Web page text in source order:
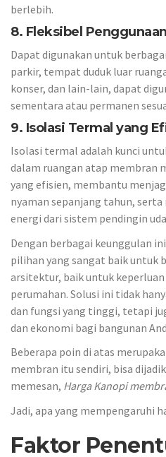
berlebih.
8. Fleksibel Penggunaan
Dapat digunakan untuk
parkir, tempat duduk luar
konser, dan lain-lain, dapat
sementara atau permanen
9. Isolasi Termal yang
Isolasi termal adalah kunci
dalam ruangan atap membran
yang efisien, membantu
nyaman sepanjang tahun,
energi dari sistem pendingin
Dengan berbagai keunggulan
pilihan yang sangat baik untuk
arsitektur, baik untuk
perumahan. Solusi ini tidak
dan fungsi yang tinggi, tetapi
dan ekonomi bagi bangunan
Beberapa poin di atas
membran itu sendiri, bisa
memesan, Harga Kanopi
Jadi, apa yang mempengaruhi
Faktor